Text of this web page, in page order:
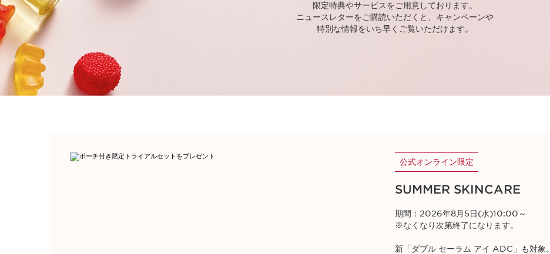
限定特典やサービスをご用意しております。​
ニュースレターをご購読いただくと、キャンペーンや
特別な情報をいち早くご覧いただけます。​
公式オンライン限定
SUMMER SKINCARE
期間：2026年8月5日(水)10:00～
※なくなり次第終了になります。
新「ダブル セーラム アイ ADC」も対象。​